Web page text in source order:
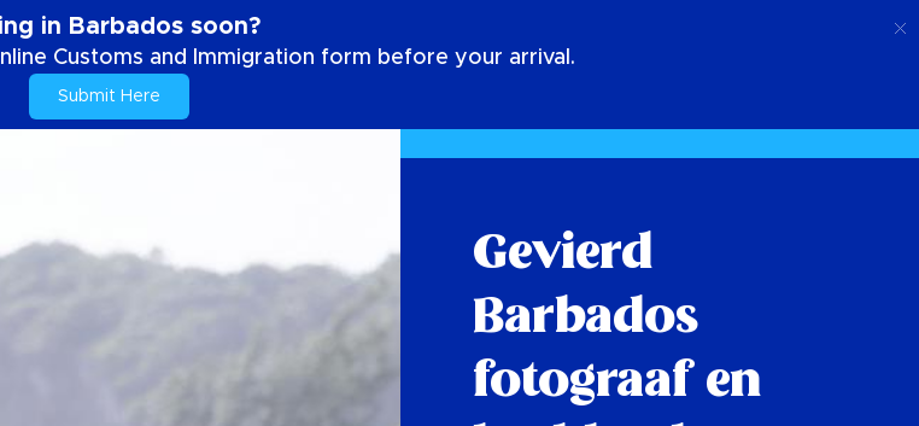
in Barbados soon?
Customs and Immigration form before your arrival.
Submit Here
Gevierd
Barbados
fotograaf en